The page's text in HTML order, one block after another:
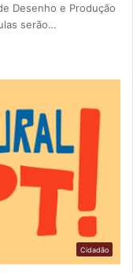
Desenho e Produção
serão…
Cidadão